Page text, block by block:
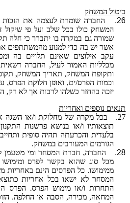
ביטול המשחק
26.
החברה שומרת לעצמה את
המשחק כולו בכל שלב ועל פי שיקול
שמורה גם במקרה בו יתברר כי חלה
אשר יש בה כדי למנוע מהמשתתפים
עקב אילוצים שאינם תלויים בה
מכלליות האמור לעיל, החברה
ותקופת המשחק, תאריך המשחק,
וכמות הפרס/ים, ואופן חלוקת הפרס,
יזכה בהחזר כשלהו לרבות אך לא רק,
תנאים נוספים ואחריות
27.
בכל מקרה של מחלוקת ו/או השגה
תוצאותיו ו/או בנושא פרשנות
בלעדית והכרעתה תהיה סופית
הגורמים המעורבים במשחק.
28.
החברה, חברת המסחרומי מטעמן
מכל סוג שהוא בקשר לפרס ומימושו
ממימושו. כל הפרסים הינם באחריות
המסחרלא ישאו בכל אחריות
התחרות ו/או מימוש הפרס. הפרס
המחאה, מכירה, הסבה או החלפה.